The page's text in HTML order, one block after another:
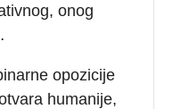
onog
opozicije
humanije,